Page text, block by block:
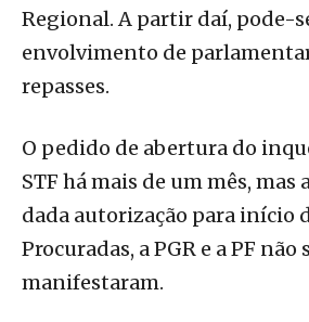
Regional. A partir daí, pode-
envolvimento de
repasses.
O pedido de abertura do
STF há mais de um mês, mas
dada autorização para início
Procuradas, a PGR e a PF não
manifestaram.